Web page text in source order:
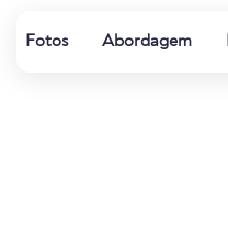
Fotos Abordagem